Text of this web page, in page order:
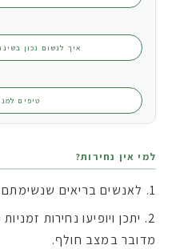
איך לנשום נכון
טיפים
למי אין נחירות?
לאנשים בריאים שנשימתם
יתכן ויופיעו נחירות
מדובר במצב חולף.